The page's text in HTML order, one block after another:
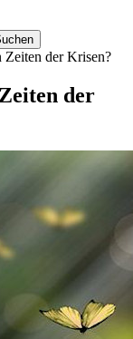
Zeiten der Krisen?
der